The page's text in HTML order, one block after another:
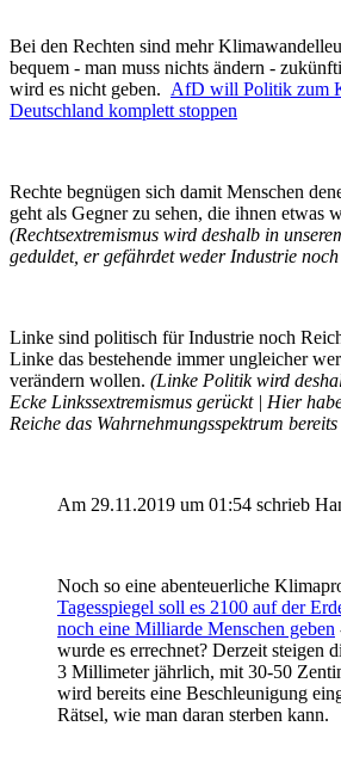
Bei den Rechten sind mehr
bequem - man muss nichts ändern -
wird es nicht geben. AfD will Politik zum
Deutschland komplett stoppen
Rechte begnügen sich damit Menschen
geht als Gegner zu sehen, die ihnen etwas
(Rechtsextremismus wird deshalb in
geduldet, er gefährdet weder Industrie
Linke sind politisch für Industrie noch
Linke das bestehende immer ungleicher
verändern wollen. (Linke Politik wird
Ecke Linkssextremismus gerückt | Hier
Reiche das Wahrnehmungsspektrum
Am 29.11.2019 um 01:54 schrieb
Noch so eine abenteuerliche
Tagesspiegel soll es 2100 auf der
noch eine Milliarde Menschen geben
wurde es errechnet? Derzeit steigen
3 Millimeter jährlich, mit 30-50
wird bereits eine Beschleunigung
Rätsel, wie man daran sterben kann.